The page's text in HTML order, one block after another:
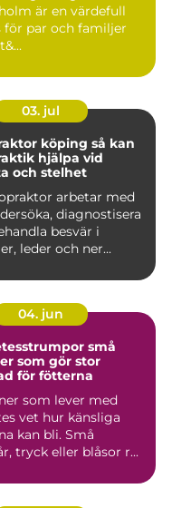
är en värdefull
för par och familjer
03. jul
köping så kan
hjälpa vid
och stelhet
arbetar med
diagnostisera
besvär i
leder och ner...
04. jun
små
som gör stor
för fötterna
som lever med
vet hur känsliga
kan bli. Små
tryck eller blåsor r...